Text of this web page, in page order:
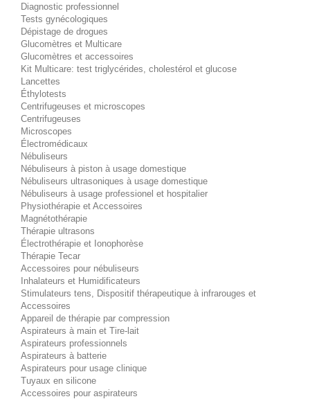
Diagnostic professionnel
Tests gynécologiques
Dépistage de drogues
Glucomètres et Multicare
Glucomètres et accessoires
Kit Multicare: test triglycérides, cholestérol et glucose
Lancettes
Éthylotests
Centrifugeuses et microscopes
Centrifugeuses
Microscopes
Électromédicaux
Nébuliseurs
Nébuliseurs à piston à usage domestique
Nébuliseurs ultrasoniques à usage domestique
Nébuliseurs à usage professionel et hospitalier
Physiothérapie et Accessoires
Magnétothérapie
Thérapie ultrasons
Électrothérapie et Ionophorèse
Thérapie Tecar
Accessoires pour nébuliseurs
Inhalateurs et Humidificateurs
Stimulateurs tens, Dispositif thérapeutique à infrarouges et
Accessoires
Appareil de thérapie par compression
Aspirateurs à main et Tire-lait
Aspirateurs professionnels
Aspirateurs à batterie
Aspirateurs pour usage clinique
Tuyaux en silicone
Accessoires pour aspirateurs